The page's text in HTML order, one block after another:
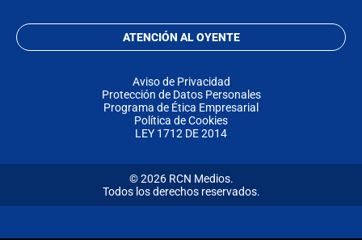
ATENCIÓN AL OYENTE
Aviso de Privacidad
Protección de Datos Personales
Programa de Ética Empresarial
Política de Cookies
LEY 1712 DE 2014
© 2026 RCN Medios.
Todos los derechos reservados.